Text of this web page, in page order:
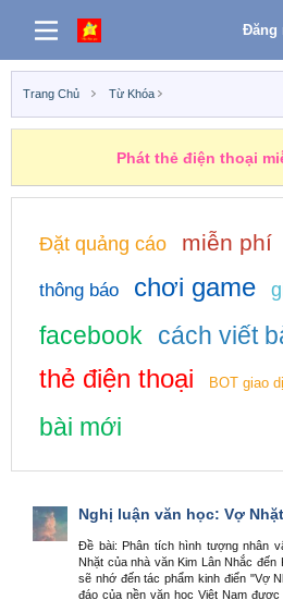
Đăng
Trang Chủ Từ Khóa
Phát thẻ điện thoại
Đặt quảng cáo miễn phí
thông báo chơi game
facebook cách viết
thẻ điện thoại BOT giao
bài mới
Nghị luận văn học: Vợ
Đề bài: Phân tích hình tượng nhân
Nhặt của nhà văn Kim Lân Nhắc đến
sẽ nhớ đến tác phẩm kinh điển "Vợ
đáo của nền văn học Việt Nam